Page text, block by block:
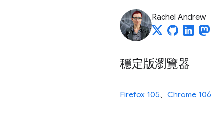
Rachel Andrew
穩定版瀏覽器
Firefox 105、 Chrome 106